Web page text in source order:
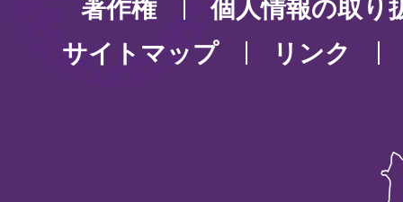
著作権
個人情報の取り
サイトマップ
リンク